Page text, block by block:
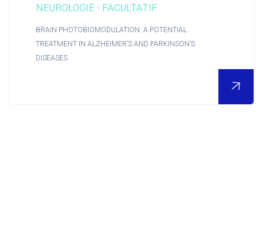
NEUROLOGIE - FACULTATIF
BRAIN PHOTOBIOMODULATION: A POTENTIAL
TREATMENT IN ALZHEIMER’S AND PARKINSON’S
DISEASES